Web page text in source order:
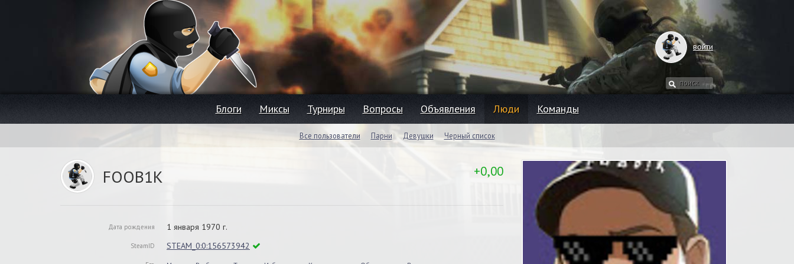
войти
Блоги Миксы Турниры Вопросы Объявления Люди Команды
Все пользователи Парни Девушки Черный список
FOOB1K +0,00
Дата рождения 1 января 1970 г.
SteamID STEAM_0:0:156573942